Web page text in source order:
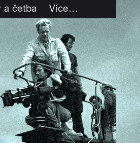
a četba Více…